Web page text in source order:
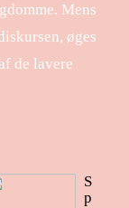
Mens
øges
de lavere
S
p